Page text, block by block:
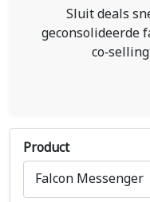
Sluit deals
geconsolideerde
co-
Product